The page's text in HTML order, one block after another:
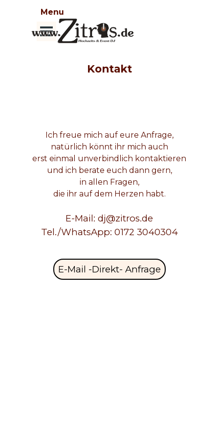
Menü überspringen
Menu
Kontakt
Ich freue mich auf eure Anfrage,
natürlich könnt ihr mich auch
erst einmal unverbindlich kontaktieren
und ich berate euch dann gern,
in allen Fragen,
die ihr auf dem Herzen habt.
E-Mail: dj@zitros.de
Tel./WhatsApp: 0172 3040304
E-Mail -Direkt- Anfrage